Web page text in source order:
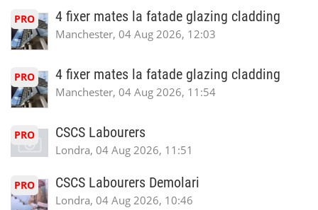
PRO 4 fixer mates la fatade glazing cladding
Manchester, 04 Aug 2026, 12:03
PRO 4 fixer mates la fatade glazing cladding
Manchester, 04 Aug 2026, 11:54
PRO CSCS Labourers
Londra, 04 Aug 2026, 11:51
PRO CSCS Labourers Demolari
Londra, 04 Aug 2026, 10:46